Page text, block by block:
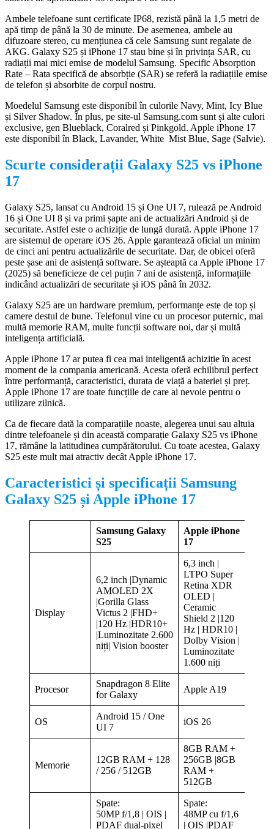
Ambele telefoane sunt certificate IP68, rezistă până la 1,5 metri de
apă timp de până la 30 de minute. De asemenea, ambele au
difuzoare stereo, cu mențiunea că cele Samsung sunt regalate de
AKG. Galaxy S25 și iPhone 17 stau bine și în privința SAR, cu
radiații mai mici emise de modelul Samsung. Specific Absorption
Rate – Rata specifică de absorbție (SAR) se referă la radiațiile emise
de telefon și absorbite de corpul nostru.
Moedelul Samsung este disponibil în culorile Navy, Mint, Icy Blue
și Silver Shadow. În plus, pe site-ul Samsung.com sunt și alte culori
exclusive, gen Blueblack, Coralred și Pinkgold. Apple iPhone 17
este disponibil în Black, Lavander, White Mist Blue, Sage (Salvie).
Scurte considerații Galaxy S25 vs iPhone
17
Galaxy S25, lansat cu Android 15 și One UI 7, rulează pe Android
16 și One UI 8 și va primi șapte ani de actualizări Android și de
securitate. Astfel este o achiziție de lungă durată. Apple iPhone 17
are sistemul de operare iOS 26. Apple garantează oficial un minim
de cinci ani pentru actualizările de securitate. Dar, de obicei oferă
peste șase ani de asistență software. Se așteaptă ca Apple iPhone 17
(2025) să beneficieze de cel puțin 7 ani de asistență, informațiile
indicând actualizări de securitate și iOS până în 2032.
Galaxy S25 are un hardware premium, performanțe este de top și
camere destul de bune. Telefonul vine cu un procesor puternic, mai
multă memorie RAM, multe funcții software noi, dar și multă
inteligența artificială.
Apple iPhone 17 ar putea fi cea mai inteligentă achiziție în acest
moment de la compania americană. Acesta oferă echilibrul perfect
între performanță, caracteristici, durata de viață a bateriei și preț.
Apple iPhone 17 are toate funcțiile de care ai nevoie pentru o
utilizare zilnică.
Ca de fiecare dată la comparațiile noaste, alegerea unui sau altuia
dintre telefoanele și din această comparație Galaxy S25 vs iPhone
17, rămâne la latitudinea cumpărătorului. Cu toate acestea, Galaxy
S25 este mult mai atractiv decât Apple iPhone 17.
Caracteristici și specificații Samsung
Galaxy S25 și Apple iPhone 17
Samsung Galaxy
S25
Apple iPhone
17
Display
6,2 inch |Dynamic
AMOLED 2X
|Gorilla Glass
Victus 2 |FHD+
|120 Hz |HDR10+
|Luminozitate 2.600
niți| Vision booster
6,3 inch |
LTPO Super
Retina XDR
OLED |
Ceramic
Shield 2 |120
Hz | HDR10 |
Dolby Vision |
Luminozitate
1.600 niți
Procesor
Snapdragon 8 Elite
for Galaxy
Apple A19
OS
Android 15 / One
UI 7
iOS 26
Memorie
12GB RAM + 128
/ 256 / 512GB
8GB RAM +
256GB |8GB
RAM +
512GB
Spate:
50MP f/1,8 | OIS |
PDAF dual-pixel
Spate:
48MP cu f/1,6
| OIS |PDAF